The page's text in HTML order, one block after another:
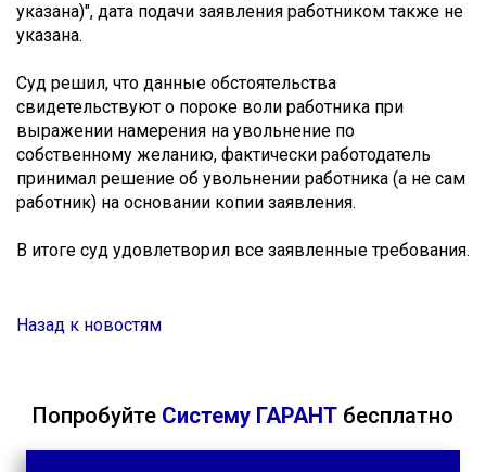
указана)", дата подачи заявления работником также не
указана.
Суд решил, что данные обстоятельства
свидетельствуют о пороке воли работника при
выражении намерения на увольнение по
собственному желанию, фактически работодатель
принимал решение об увольнении работника (а не сам
работник) на основании копии заявления.
В итоге суд удовлетворил все заявленные требования.
Назад к новостям
Попробуйте Систему ГАРАНТ бесплатно